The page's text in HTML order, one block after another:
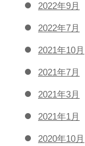
2022年9月
2022年7月
2021年10月
2021年7月
2021年3月
2021年1月
2020年10月